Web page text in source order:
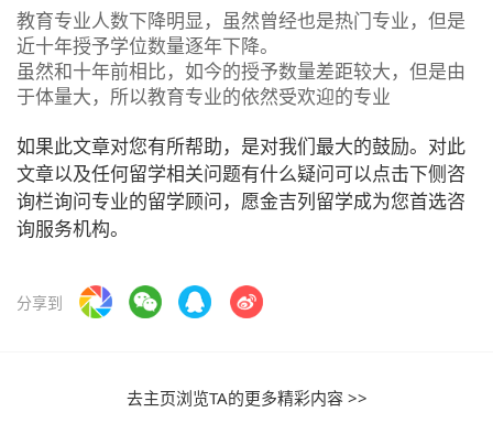
教育专业人数下降明显，虽然曾经也是热门专业，但是
近十年授予学位数量逐年下降。
虽然和十年前相比，如今的授予数量差距较大，但是由
于体量大，所以教育专业的依然受欢迎的专业
如果此文章对您有所帮助，是对我们最大的鼓励。对此
文章以及任何留学相关问题有什么疑问可以点击下侧咨
询栏询问专业的留学顾问，愿金吉列留学成为您首选咨
询服务机构。
分享到
去主页浏览TA的更多精彩内容 >>